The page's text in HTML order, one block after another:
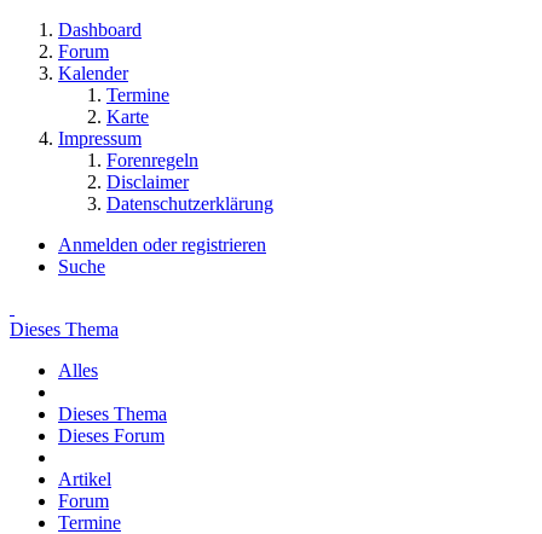
Dashboard
Forum
Kalender
Termine
Karte
Impressum
Forenregeln
Disclaimer
Datenschutzerklärung
Anmelden oder registrieren
Suche
Dieses Thema
Alles
Dieses Thema
Dieses Forum
Artikel
Forum
Termine